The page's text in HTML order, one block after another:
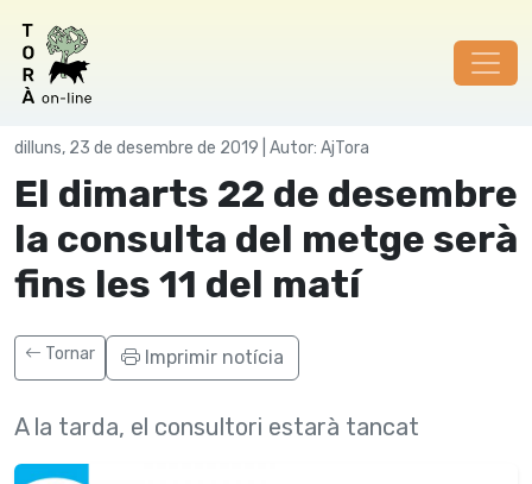
dilluns, 23 de desembre de 2019 | Autor: AjTora
El dimarts 22 de desembre
la consulta del metge serà
fins les 11 del matí
Tornar Imprimir notícia
A la tarda, el consultori estarà tancat